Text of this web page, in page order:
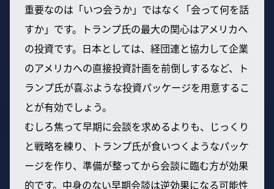
重要なのは「いつ会うか」ではなく「会って何を話
すか」です。トランプ氏の最大の関心はアメリカへ
の投資です。日本としては、経団連と協力して企業
のアメリカへの直接投資計画を前倒しするなど、ト
ランプ氏が喜ぶような投資パッケージを用意するこ
とが有効でしょう。
むしろ焦って早期に会談を求めるよりも、じっくり
と戦略を練り、トランプ氏が食いつくようなパッケ
ージを作り、準備が整ってから会談に臨む方が効果
的です。中身のない早期会談は逆効果になる可能性